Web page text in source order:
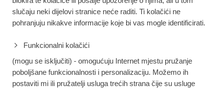
slučaju neki dijelovi stranice neće raditi. Ti kolačići ne
pohranjuju nikakve informacije koje bi vas mogle identificirati.
Funkcionalni kolačići
(mogu se isključiti) - omogućuju Internet mjestu pružanje
poboljšane funkcionalnosti i personalizaciju. Možemo ih
postaviti mi ili pružatelji usluga trećih strana čije su usluge